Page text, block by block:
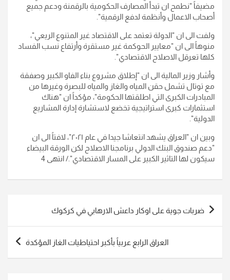
مضيفاً "نطمح ان تبدأ المصارف الحكومية بالرقمنة ودعم جميع
أصحاب الاعمال وأنظمة لدفع الرقمية".
ولفت الى ان "الدولة تعتمد على الاقتصاد غير المتنوع الريعي"،
منوهاً الى ان "معايير الحوكمة غير مستقرة وأرتفاع نسب الفساد
كلها تعرقل الاصلاح الاقتصادي".
وأشار وزير المالية الى ان "إطلاق مشروع بناء الفاو الكبير وصفقة
مع توتال تشمل حقن المياه والغاز والمياه للبصرة وغيرها من
المبادرات الكبرى التي اطلقتها الحكومة"، مؤكداً ان "هناك
استثمارات كبرى استراتيجية تخضع لاستشارة إدارة المشاريع
الدولية".
وبين ان "العراق يشهد انتعاشا جيدا في عام ٢٠٢١"، لافتاً الى ان
"دعم صندوق البنك الدولي برنامجنا الاصلاح لكن الورقة البيضاء
سيكون لها التاثير الكبير على المسار الاقتصادي"./ انتهى 4
تصفّح
المقالات
ضربات جوية على اوكار داعش الارهابي في كركوك
العراق الرابع عربياً بأكبر احتياطيات الغاز المؤكدة